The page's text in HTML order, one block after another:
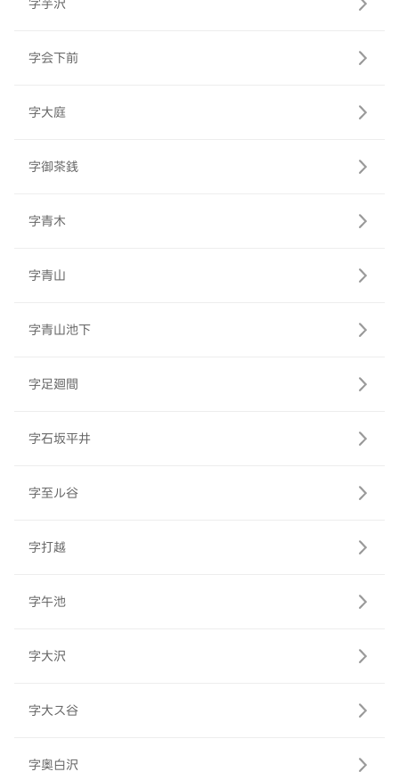
字会下前
字大庭
字御茶銭
字青木
字青山
字青山池下
字足廻間
字石坂平井
字至ル谷
字打越
字午池
字大沢
字大ス谷
字奥白沢